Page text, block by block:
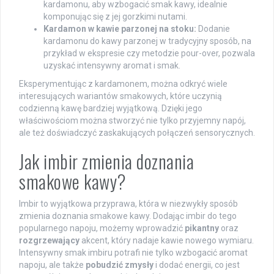
kardamonu, aby wzbogacić smak kawy, idealnie
komponując się z jej gorzkimi nutami.
Kardamon w kawie parzonej na stoku: Dodanie
kardamonu do kawy parzonej w tradycyjny sposób, na
przykład w ekspresie czy metodzie pour-over, pozwala
uzyskać intensywny aromat i smak.
Eksperymentując z kardamonem, można odkryć wiele
interesujących wariantów smakowych, które uczynią
codzienną kawę bardziej wyjątkową. Dzięki jego
właściwościom można stworzyć nie tylko przyjemny napój,
ale też doświadczyć zaskakujących połączeń sensorycznych.
Jak imbir zmienia doznania
smakowe kawy?
Imbir to wyjątkowa przyprawa, która w niezwykły sposób
zmienia doznania smakowe kawy. Dodając imbir do tego
popularnego napoju, możemy wprowadzić pikantny oraz
rozgrzewający akcent, który nadaje kawie nowego wymiaru.
Intensywny smak imbiru potrafi nie tylko wzbogacić aromat
napoju, ale także pobudzić zmysły i dodać energii, co jest